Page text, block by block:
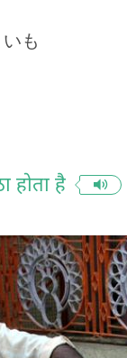
も
होता है